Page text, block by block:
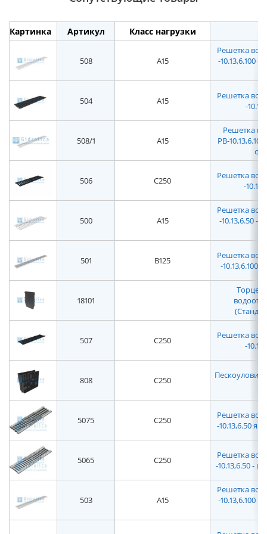
Картинка Артикул Класс нагрузки
508 A15
Решетка
-10.13,6.100
504 A15
Решетка
-
508/1 A15
Решетка
РВ-
506 C250
Решетка
-
500 A15
Решетка
-10.13,6.50 -
501 B125
Решетка
-10.13,6.100
18101
507 C250
Решетка
-
808 C250
5075 C250
Решетка
-10.13,6.50
5065 C250
Решетка
-10.13,6.50 -
503 A15
Решетка
-10.13,6.100